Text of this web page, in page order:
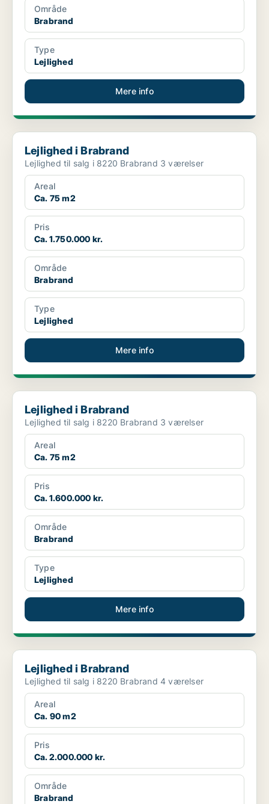
Område
Brabrand
Type
Lejlighed
Mere info
Lejlighed i Brabrand
Lejlighed i Brabrand
Lejlighed til salg i 8220 Brabrand 3 værelser
Areal
Ca. 75 m2
Pris
Ca. 1.750.000 kr.
Område
Brabrand
Type
Lejlighed
Mere info
Lejlighed i Brabrand
Lejlighed i Brabrand
Lejlighed til salg i 8220 Brabrand 3 værelser
Areal
Ca. 75 m2
Pris
Ca. 1.600.000 kr.
Område
Brabrand
Type
Lejlighed
Mere info
Lejlighed i Brabrand
Lejlighed i Brabrand
Lejlighed til salg i 8220 Brabrand 4 værelser
Areal
Ca. 90 m2
Pris
Ca. 2.000.000 kr.
Område
Brabrand